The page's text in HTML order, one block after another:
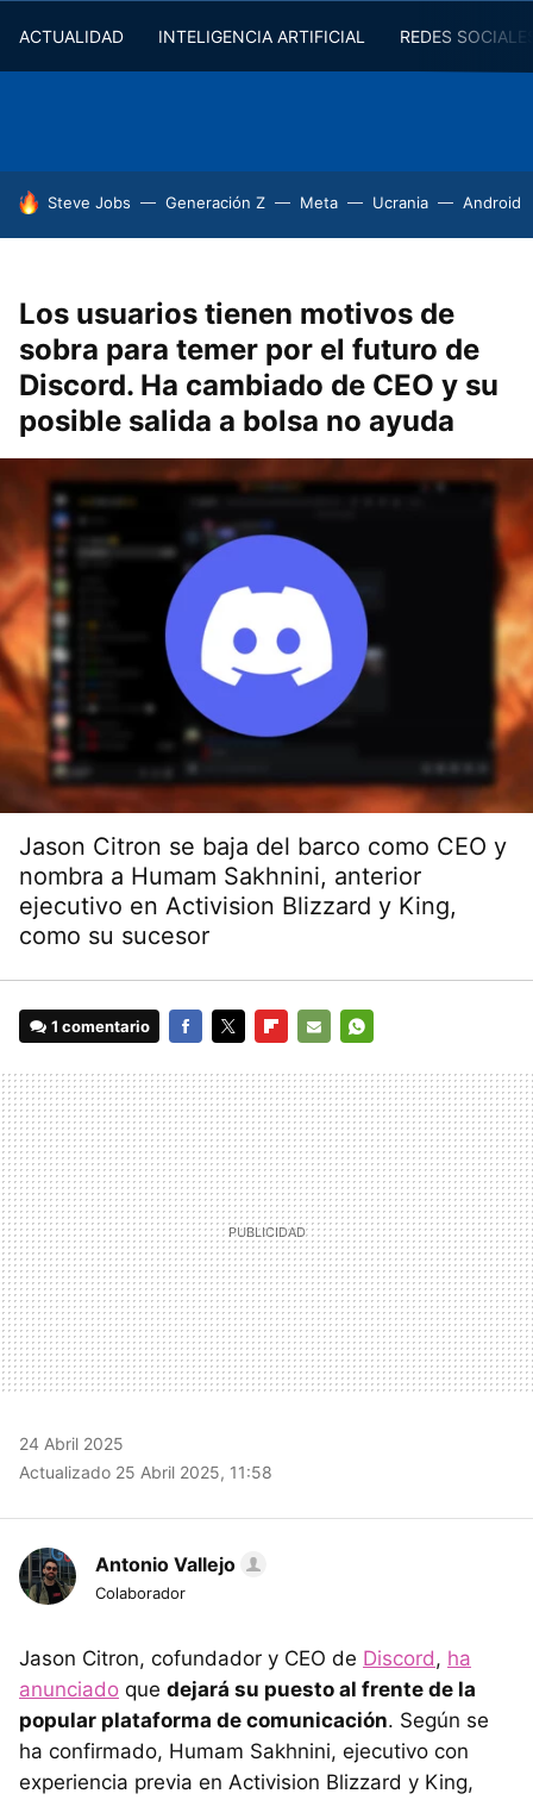
ACTUALIDAD INTELIGENCIA ARTIFICIAL REDES
HOY SE HABLA DE
Steve Jobs Generación Z Meta Ucrania Android
Los usuarios tienen motivos de
sobra para temer por el futuro de
Discord. Ha cambiado de CEO y su
posible salida a bolsa no ayuda
Jason Citron se baja del barco como CEO y
nombra a Humam Sakhnini, anterior
ejecutivo en Activision Blizzard y King,
como su sucesor
1 comentario
MAIL
24 Abril 2025
Actualizado 25 Abril 2025, 11:58
Antonio Vallejo
Colaborador
Jason Citron, cofundador y CEO de Discord, ha
anunciado que dejará su puesto al frente de la
popular plataforma de comunicación. Según se
ha confirmado, Humam Sakhnini, ejecutivo con
experiencia previa en Activision Blizzard y King,